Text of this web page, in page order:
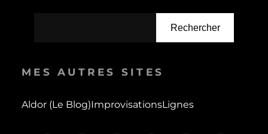
Rechercher
MES AUTRES SITES
Aldor (le Blog)ImprovisationsLignes